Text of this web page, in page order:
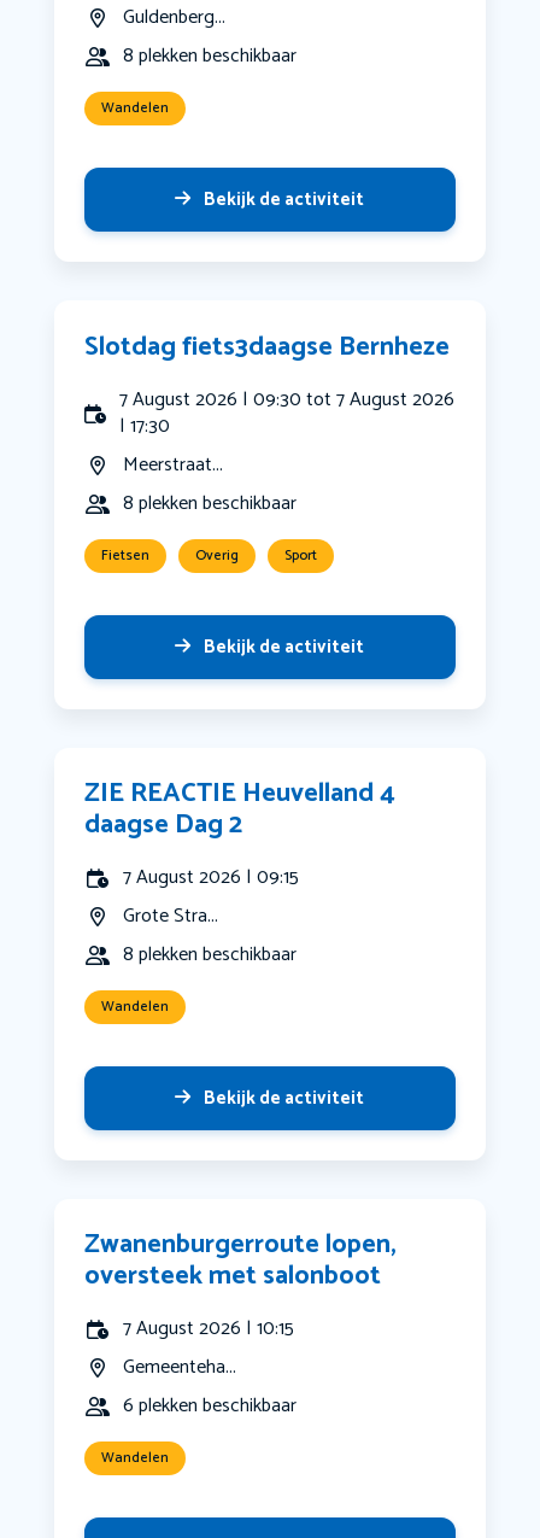
Guldenberg...
8 plekken beschikbaar
Wandelen
Bekijk de activiteit
Slotdag fiets3daagse Bernheze
7 August 2026 | 09:30 tot 7 August 2026
| 17:30
Meerstraat...
8 plekken beschikbaar
Fietsen Overig Sport
Bekijk de activiteit
ZIE REACTIE Heuvelland 4
daagse Dag 2
7 August 2026 | 09:15
Grote Stra...
8 plekken beschikbaar
Wandelen
Bekijk de activiteit
Zwanenburgerroute lopen,
oversteek met salonboot
7 August 2026 | 10:15
Gemeenteha...
6 plekken beschikbaar
Wandelen